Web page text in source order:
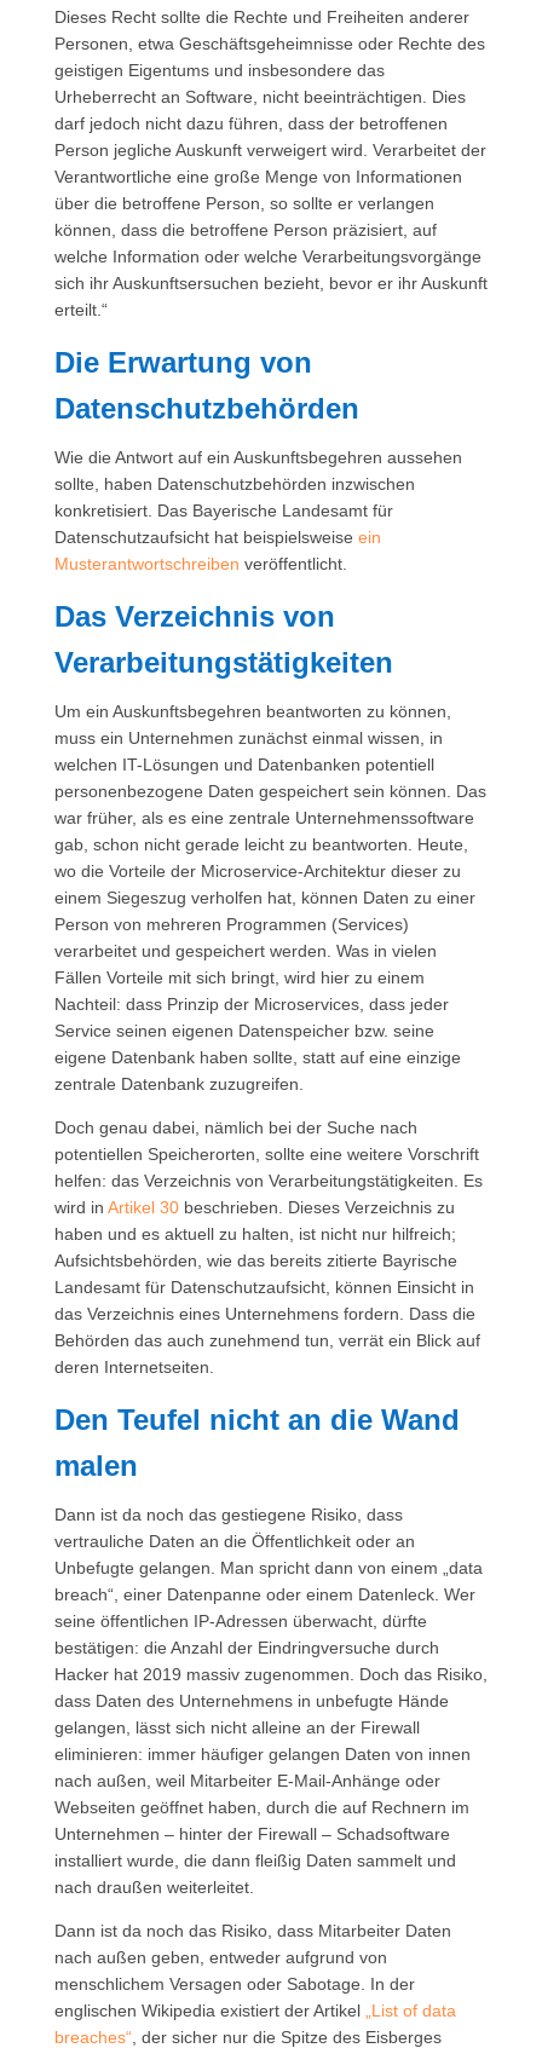
Dieses Recht sollte die Rechte und Freiheiten anderer
Personen, etwa Geschäftsgeheimnisse oder Rechte des
geistigen Eigentums und insbesondere das
Urheberrecht an Software, nicht beeinträchtigen. Dies
darf jedoch nicht dazu führen, dass der betroffenen
Person jegliche Auskunft verweigert wird. Verarbeitet der
Verantwortliche eine große Menge von Informationen
über die betroffene Person, so sollte er verlangen
können, dass die betroffene Person präzisiert, auf
welche Information oder welche Verarbeitungsvorgänge
sich ihr Auskunftsersuchen bezieht, bevor er ihr Auskunft
erteilt.“
Die Erwartung von
Datenschutzbehörden
Wie die Antwort auf ein Auskunftsbegehren aussehen
sollte, haben Datenschutzbehörden inzwischen
konkretisiert. Das Bayerische Landesamt für
Datenschutzaufsicht hat beispielsweise ein
Musterantwortschreiben veröffentlicht.
Das Verzeichnis von
Verarbeitungstätigkeiten
Um ein Auskunftsbegehren beantworten zu können,
muss ein Unternehmen zunächst einmal wissen, in
welchen IT-Lösungen und Datenbanken potentiell
personenbezogene Daten gespeichert sein können. Das
war früher, als es eine zentrale Unternehmenssoftware
gab, schon nicht gerade leicht zu beantworten. Heute,
wo die Vorteile der Microservice-Architektur dieser zu
einem Siegeszug verholfen hat, können Daten zu einer
Person von mehreren Programmen (Services)
verarbeitet und gespeichert werden. Was in vielen
Fällen Vorteile mit sich bringt, wird hier zu einem
Nachteil: dass Prinzip der Microservices, dass jeder
Service seinen eigenen Datenspeicher bzw. seine
eigene Datenbank haben sollte, statt auf eine einzige
zentrale Datenbank zuzugreifen.
Doch genau dabei, nämlich bei der Suche nach
potentiellen Speicherorten, sollte eine weitere Vorschrift
helfen: das Verzeichnis von Verarbeitungstätigkeiten. Es
wird in Artikel 30beschrieben. Dieses Verzeichnis zu
haben und es aktuell zu halten, ist nicht nur hilfreich;
Aufsichtsbehörden, wie das bereits zitierte Bayrische
Landesamt für Datenschutzaufsicht, können Einsicht in
das Verzeichnis eines Unternehmens fordern. Dass die
Behörden das auch zunehmend tun, verrät ein Blick auf
deren Internetseiten.
Den Teufel nicht an die Wand
malen
Dann ist da noch das gestiegene Risiko, dass
vertrauliche Daten an die Öffentlichkeit oder an
Unbefugte gelangen. Man spricht dann von einem „data
breach“, einer Datenpanne oder einem Datenleck. Wer
seine öffentlichen IP-Adressen überwacht, dürfte
bestätigen: die Anzahl der Eindringversuche durch
Hacker hat 2019 massiv zugenommen. Doch das Risiko,
dass Daten des Unternehmens in unbefugte Hände
gelangen, lässt sich nicht alleine an der Firewall
eliminieren: immer häufiger gelangen Daten von innen
nach außen, weil Mitarbeiter E-Mail-Anhänge oder
Webseiten geöffnet haben, durch die auf Rechnern im
Unternehmen – hinter der Firewall – Schadsoftware
installiert wurde, die dann fleißig Daten sammelt und
nach draußen weiterleitet.
Dann ist da noch das Risiko, dass Mitarbeiter Daten
nach außen geben, entweder aufgrund von
menschlichem Versagen oder Sabotage. In der
englischen Wikipedia existiert der Artikel
„List of data
breaches“ , der sicher nur die Spitze des Eisberges